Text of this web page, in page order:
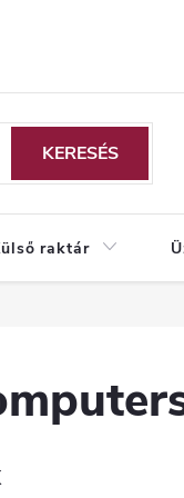
KERESÉS
raktár